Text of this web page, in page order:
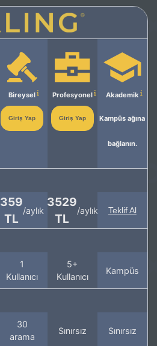
Bireysel
Giriş Yap
Profesyonel
Giriş Yap
Akademik
Kampüs ağına
bağlanın.
359
TL
/aylık
3529
TL
/aylık Teklif Al
1
Kullanıcı
5+
Kullanıcı
Kampüs
30
arama
Sınırsız Sınırsız